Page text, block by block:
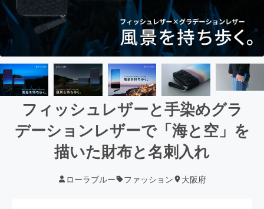
フィッシュレザーと手染めグラ
デーションレザーで「海と空」を
描いた財布と名刺入れ
ローラブルー ファッション 大阪府